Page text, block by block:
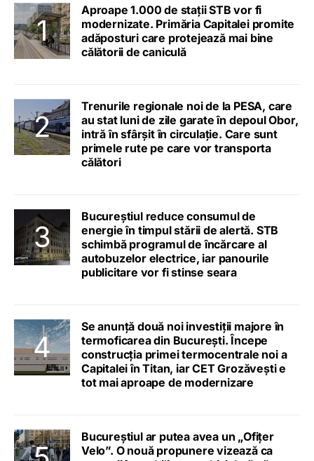
Aproape 1.000 de stații STB vor fi
modernizate. Primăria Capitalei promite
adăposturi care protejează mai bine
călătorii de caniculă
Trenurile regionale noi de la PESA, care
au stat luni de zile garate în depoul Obor,
intră în sfârșit în circulație. Care sunt
primele rute pe care vor transporta
călători
Bucureștiul reduce consumul de
energie în timpul stării de alertă. STB
schimbă programul de încărcare al
autobuzelor electrice, iar panourile
publicitare vor fi stinse seara
Se anunță două noi investiții majore în
termoficarea din București. Începe
construcția primei termocentrale noi a
Capitalei în Titan, iar CET Grozăvești e
tot mai aproape de modernizare
Bucureștiul ar putea avea un „Ofițer
Velo”. O nouă propunere vizează ca